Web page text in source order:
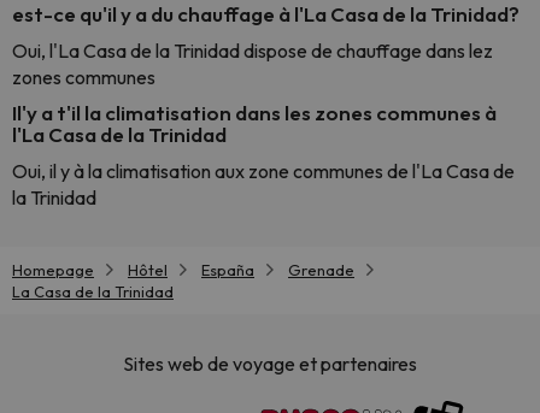
est-ce qu'il y a du chauffage à l'La Casa de la Trinidad?
Oui, l'La Casa de la Trinidad dispose de chauffage dans lez
zones communes
Il'y a t'il la climatisation dans les zones communes à
l'La Casa de la Trinidad
Oui, il y à la climatisation aux zone communes de l'La Casa de
la Trinidad
Homepage Hôtel España
Grenade
La Casa de la Trinidad
Sites web de voyage et partenaires